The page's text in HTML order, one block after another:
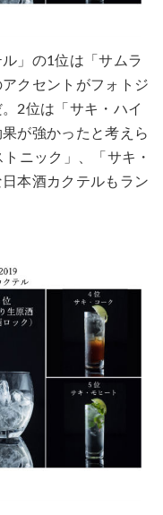
」の1位は「サムラ
クセントがフォトジ
2位は「サキ・ハイ
が強かったと考えら
ニック」、「サキ・
本酒カクテルもラン